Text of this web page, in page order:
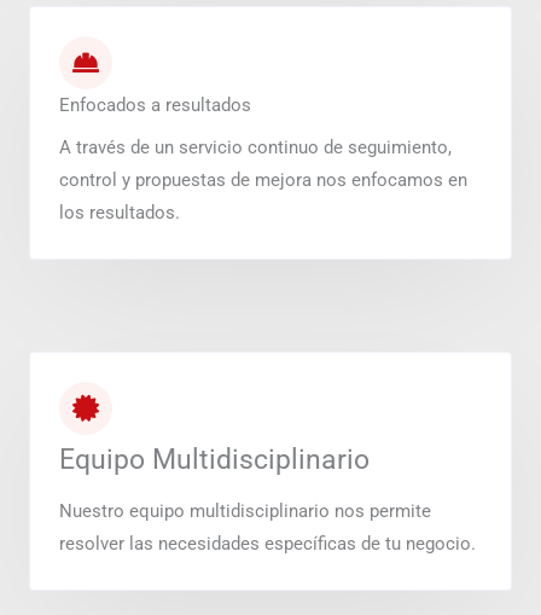
Enfocados a resultados
A través de un servicio continuo de seguimiento,
control y propuestas de mejora nos enfocamos en
los resultados.
Equipo Multidisciplinario
Nuestro equipo multidisciplinario nos permite
resolver las necesidades específicas de tu negocio.